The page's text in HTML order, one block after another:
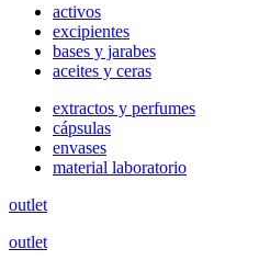
activos
excipientes
bases y jarabes
aceites y ceras
extractos y perfumes
cápsulas
envases
material laboratorio
outlet
outlet